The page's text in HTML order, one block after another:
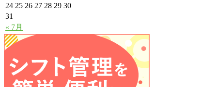
« 7月
24 25 26 27 28 29 30
31